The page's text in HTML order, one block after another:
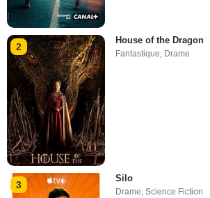
2
House of the Dragon
Fantastique, Drame
3
Silo
Drame,Science Fiction